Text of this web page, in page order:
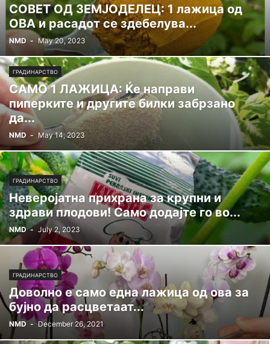
СОВЕТ ОД ЗЕМЈОДЕЛЕЦ: 1 лажица од
ОВА и расадот се здебелува...
NMD - May 20, 2023
ГРАДИНАРСТВО
САМО 1 ЛАЖИЦА: Ќе направи
пиперките и другите билки забрзано
да...
NMD - May 14, 2023
ГРАДИНАРСТВО
Неверојатна прихрана за крупни и
здрави плодови! Само додајте го во...
NMD - July 2, 2023
ГРАДИНАРСТВО
Доволно е само една лажица од ова за
бујно да расцветаат...
NMD - December 26, 2021